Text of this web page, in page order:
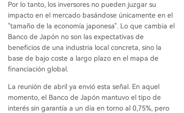
Por lo tanto, los inversores no pueden juzgar su
impacto en el mercado basándose únicamente en el
"tamaño de la economía japonesa". Lo que cambia el
Banco de Japón no son las expectativas de
beneficios de una industria local concreta, sino la
base de bajo coste a largo plazo en el mapa de
financiación global.
La reunión de abril ya envió esta señal. En aquel
momento, el Banco de Japón mantuvo el tipo de
interés sin garantía a un día en torno al 0,75%, pero